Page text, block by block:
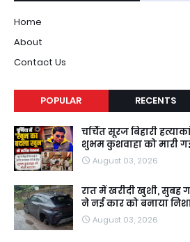
Home
About
Contact Us
POPULAR RECENTS
चर्चित सूरज बिहारी
शुभम कुशवाहा को मारी
August 03, 2026
रात में खरीदी खुशी, सुबह
ने नई कार को बनाया
August 03, 2026